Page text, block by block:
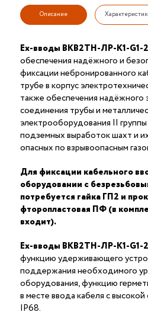
Описание
Ex-вводы ВКВ2ТН-ЛР-К1-G1-
обеспечения надёжного и
фиксации небронированного
трубе в корпус
также обеспечения надёжного
соединения трубы и
электрооборудования II
подземных выработок шахт и
опасных по взрывоопасным
Для фиксации кабельного
оборудовании с
потребуется гайка ГП2 и
фторопластовая ПФ (в
входит).
Ex-вводы ВКВ2ТН-ЛР-К1-G1-
функцию удерживающего
поддержания необходимого
оборудования, функцию
в месте ввода кабеля с
IP68.